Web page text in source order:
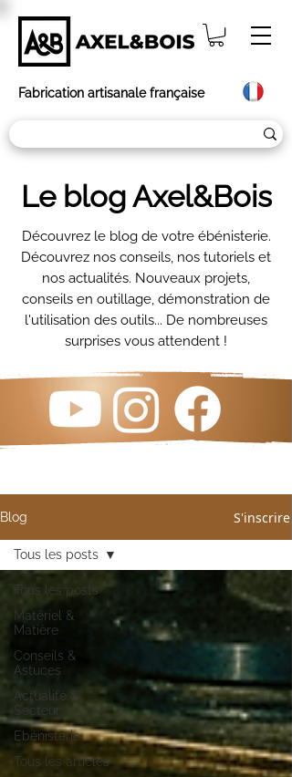
Fabrication artisanale française
Le blog Axel&Bois
Découvrez le blog de votre ébénisterie.
Découvrez nos conseils, nos tutoriels et
nos actualités. Nouveaux projets,
conseils en outillage, démonstration de
l'utilisation des outils... De nombreuses
surprises vous attendent !
Blog S'inscrire
Tous les posts
Matériel &
Matière
Conseils &
Astuces
Actualité &
Secteur
Ebénisterie
Tous les articles
Tous les posts